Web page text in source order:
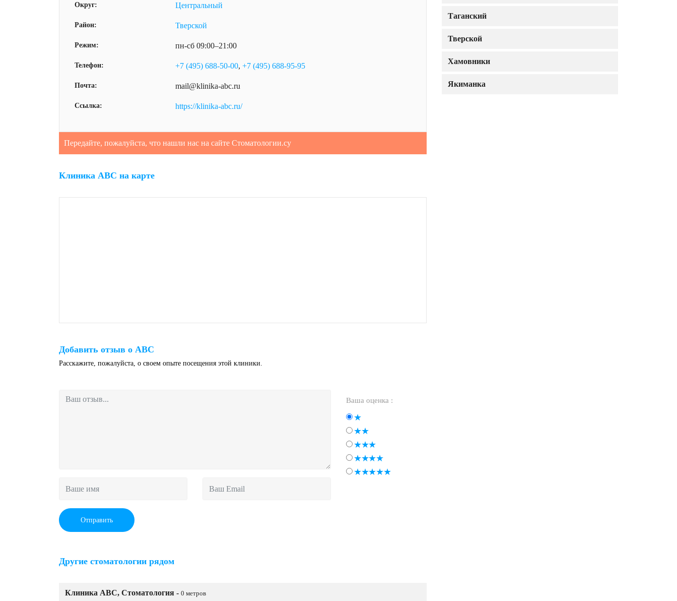
Таганский
Тверской
Хамовники
Якиманка
Округ: Центральный
Район: Тверской
Режим: пн-сб 09:00–21:00
Телефон: +7 (495) 688-50-00,+7 (495) 688-95-95
Почта: mail@klinika-abc.ru
Ссылка: https://klinika-abc.ru/
Передайте, пожалуйста, что нашли нас на сайте Стоматологии.су
Клиника ABC на карте
Добавить отзыв о ABC
Расскажите, пожалуйста, о своем опыте посещения этой клиники.
Отправить
Ваша оценка :
Другие стоматологии рядом
Клиника ABC, Стоматология - 0 метров